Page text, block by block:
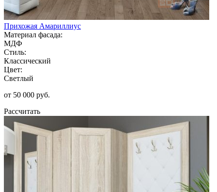
Прихожая Амариллиус
Материал фасада:
МДФ
Стиль:
Классический
Цвет:
Светлый
от 50 000 руб.
Рассчитать